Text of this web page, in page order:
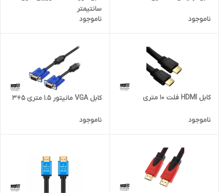
ناموجود
سانتیمتر
ناموجود
کابل HDMI فلت 10 متری
ناموجود
کابل VGA مانیتور 1.5 متری 5+3
ناموجود